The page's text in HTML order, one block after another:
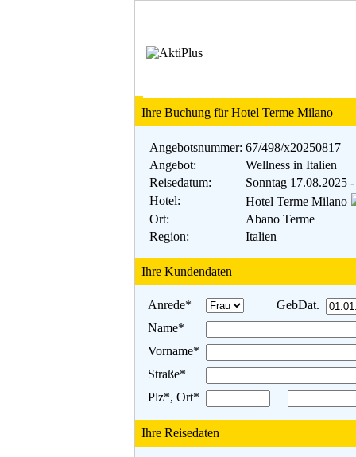
Ihre Buchung für Hotel Terme Milano
Angebotsnummer: 67/498/x20250817
Angebot:
Wellness in Italien
Reisedatum:
Sonntag 17.08.2025
Hotel:
Hotel Terme Milano
Ort:
Abano Terme
Region:
Italien
Ihre Kundendaten
Anrede*
GebDat.
Name*
Vorname*
Straße*
Plz*, Ort*
Ihre Reisedaten